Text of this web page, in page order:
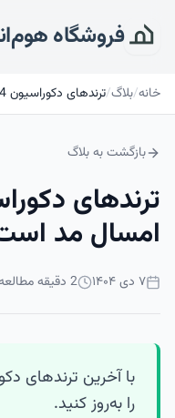
فروشگاه
خانه/بلاگ/ترندهای دکوراسیون 2024: آنچه امسال مد است
بازگشت به بلاگ
امسال مد
۷ دی ۱۴۰۴ 2 دقیقه
با آخرین ترندهای
را به‌روز کنید.